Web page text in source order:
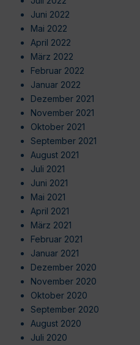
Juni 2022
Mai 2022
April 2022
März 2022
Februar 2022
Januar 2022
Dezember 2021
November 2021
Oktober 2021
September 2021
August 2021
Juli 2021
Juni 2021
Mai 2021
April 2021
März 2021
Februar 2021
Januar 2021
Dezember 2020
November 2020
Oktober 2020
September 2020
August 2020
Juli 2020